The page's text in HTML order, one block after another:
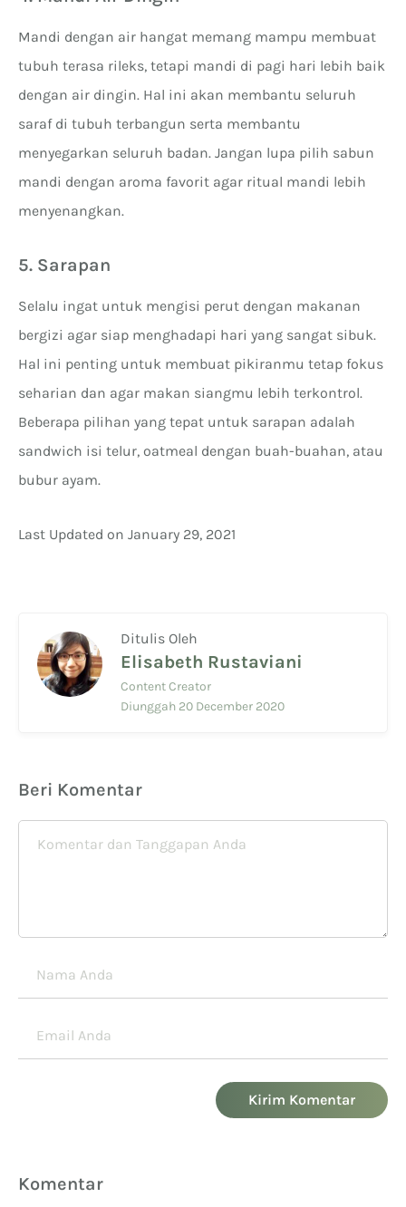
Mandi dengan air hangat memang mampu membuat
tubuh terasa rileks, tetapi mandi di pagi hari lebih baik
dengan air dingin. Hal ini akan membantu seluruh
saraf di tubuh terbangun serta membantu
menyegarkan seluruh badan. Jangan lupa pilih sabun
mandi dengan aroma favorit agar ritual mandi lebih
menyenangkan.
5. Sarapan
Selalu ingat untuk mengisi perut dengan makanan
bergizi agar siap menghadapi hari yang sangat sibuk.
Hal ini penting untuk membuat pikiranmu tetap fokus
seharian dan agar makan siangmu lebih terkontrol.
Beberapa pilihan yang tepat untuk sarapan adalah
sandwich isi telur, oatmeal dengan buah-buahan, atau
bubur ayam.
Last Updated on January 29, 2021
Ditulis Oleh
Elisabeth Rustaviani
Content Creator
Diunggah 20 December 2020
Beri Komentar
Kirim Komentar
Komentar